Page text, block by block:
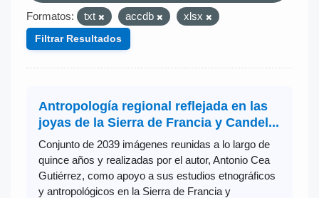
Formatos:
txt accdb xlsx
Filtrar Resultados
Antropología regional reflejada en las
joyas de la Sierra de Francia y Candel...
Conjunto de 2039 imágenes reunidas a lo largo de
quince años y realizadas por el autor, Antonio Cea
Gutiérrez, como apoyo a sus estudios etnográficos
y antropológicos en la Sierra de Francia y